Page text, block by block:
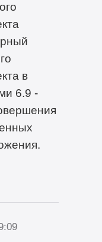
в
6.9 -